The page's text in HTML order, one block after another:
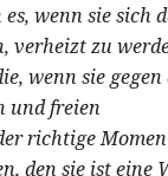
wenn sie sich
verheizt zu
wenn sie gegen
und freien
richtige
den sie ist eine